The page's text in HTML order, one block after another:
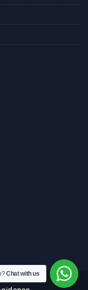
Chat with us